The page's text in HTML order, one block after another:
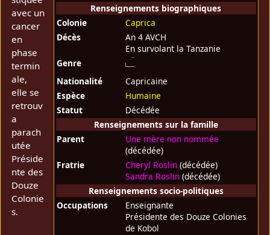
Renseignements biographiques
Colonie
Caprica
Décès
An 4 AVCH
En survolant la Tanzanie
Genre
Nationalité
Capricaine
Espèce
Humaine
Statut
Décédée
Renseignements sur la famille
Parent
Une mère non nommée
(décédée)
Fratrie
Cheryl Roslin(décédée)
Sandra Roslin(décédée)
Renseignements socio-politiques
Occupations
Enseignante
Présidente des Douze Colonies
de Kobol
avec un
cancer
en
phase
termin
ale,
elle se
retrouv
a
parach
utée
Préside
nte des
Douze
Colonie
s.